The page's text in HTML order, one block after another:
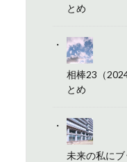
とめ
相棒23（
とめ
未来の私に